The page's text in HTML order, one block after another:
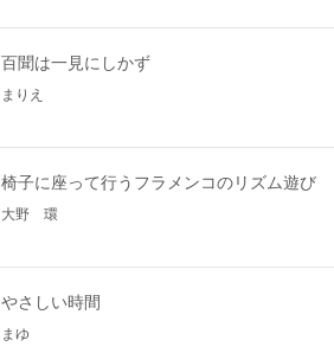
百聞は一見にしかず
まりえ
椅子に座って行うフラメンコのリズム遊び
大野 環
やさしい時間
まゆ